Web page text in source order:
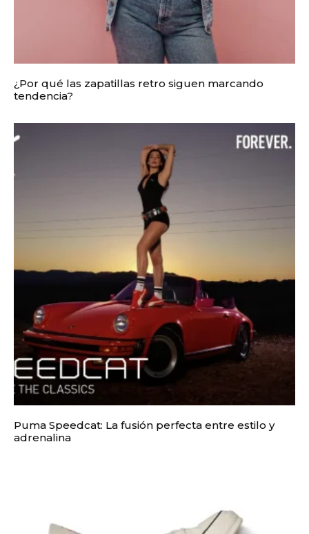
¿Por qué las zapatillas retro siguen marcando
tendencia?
Puma Speedcat: La fusión perfecta entre estilo y
adrenalina